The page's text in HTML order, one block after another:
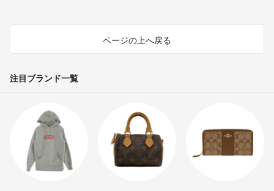
ページの上へ戻る
注目ブランド一覧